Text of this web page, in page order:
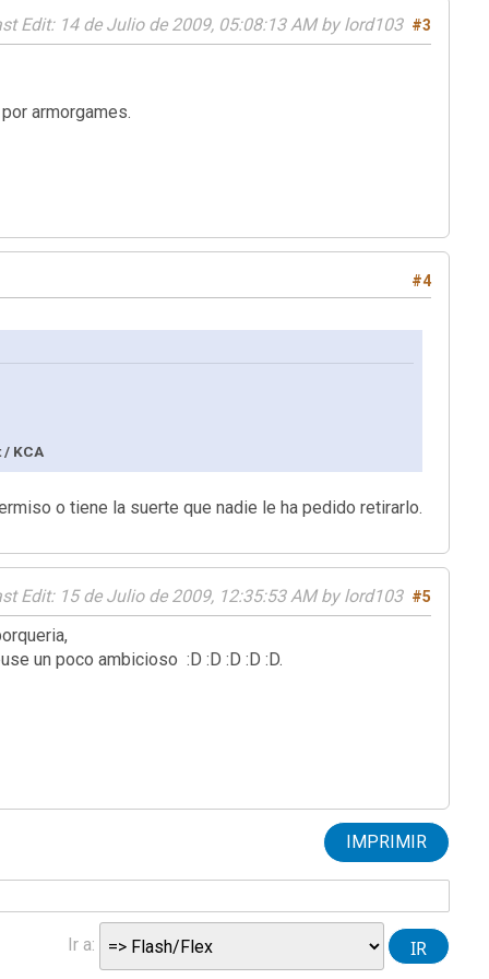
#3
Edit: 14 de Julio de 2009, 05:08:13 AM by lord103
armorgames.
#4
/ KCA
o tiene la suerte que nadie le ha pedido retirarlo.
#5
Edit: 15 de Julio de 2009, 12:35:53 AM by lord103
un poco ambicioso :D :D :D :D :D.
IMPRIMIR
Ir a